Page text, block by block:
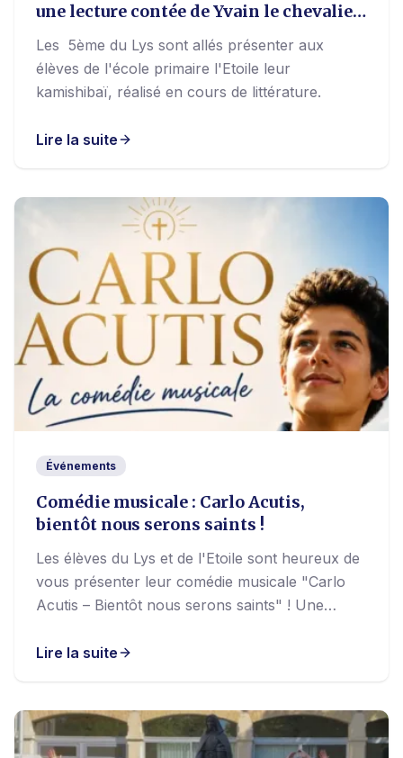
une lecture contée de Yvain le chevalier
Les 5ème du Lys sont allés présenter aux
élèves de l'école primaire l'Etoile leur
kamishibaï, réalisé en cours de littérature.
Lire la suite
Événements
Comédie musicale : Carlo Acutis,
bientôt nous serons saints !
Les élèves du Lys et de l'Etoile sont heureux de
vous présenter leur comédie musicale "Carlo
Acutis – Bientôt nous serons saints" ! Une
Lire la suite